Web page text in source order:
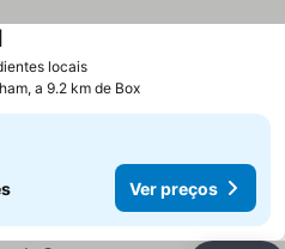
locais
a 9.2 km de Box
Ver preços